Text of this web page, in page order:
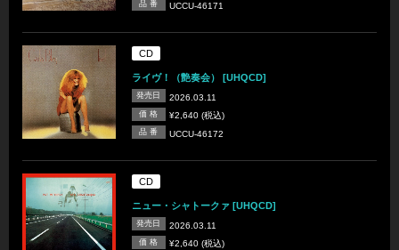
品 番 UCCU-46171
CD
ライヴ！（艶奏会） [UHQCD]
発売日 2026.03.11
価 格 ¥2,640 (税込)
品 番 UCCU-46172
CD
ニュー・シャトークァ [UHQCD]
発売日 2026.03.11
価 格 ¥2,640 (税込)